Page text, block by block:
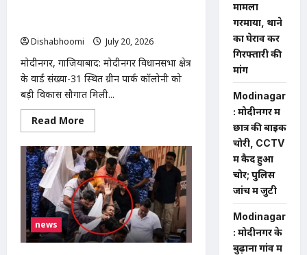
की
थाने
में
तहरीर
Dishabhoomi
July 20, 2026
मोदीनगर, गाजियाबाद: मोदीनगर विधानसभा क्षेत्र
के वार्ड संख्या-31 स्थित ग्रीन पार्क कॉलोनी को
बड़ी विकास सौगात मिली...
Read More
more
मोदीनगर
ग्रीन
पार्क
कॉलोनी
में
₹73.41
लाख
की
सड़क-
नाली
परियोजना
news
मामला
गरमाया, थाने
का घेराव कर
गिरफ्तारी की
मांग
Modinagar
: मोदीनगर में
छात्र की बाइक
चोरी, CCTV
में कैद हुआ
चोर; पुलिस
जांच में जुटी
Modinagar
: मोदीनगर के
बुढ़ाना गांव में